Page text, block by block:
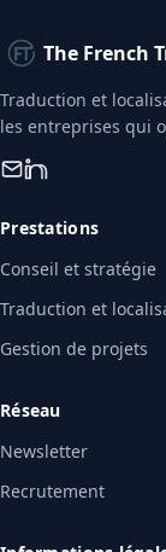
The French
Traduction et
les entreprises qui
Prestations
Conseil et stratégie
Traduction et
Gestion de projets
Réseau
Newsletter
Recrutement